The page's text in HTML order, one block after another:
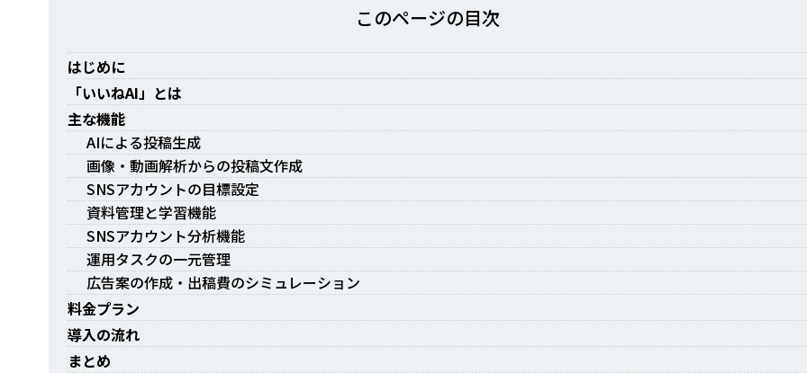
このページの⽬次
はじめに
「いいねAI」とは
主な機能
AIによる投稿生成
画像・動画解析からの投稿文作成
SNSアカウントの目標設定
資料管理と学習機能
SNSアカウント分析機能
運用タスクの一元管理
広告案の作成・出稿費のシミュレーション
料金プラン
導入の流れ
まとめ